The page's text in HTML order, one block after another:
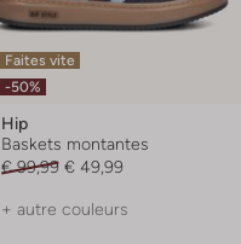
Faites vite
-50%
Hip
Baskets montantes
€ 99,99 € 49,99
+ autre couleurs